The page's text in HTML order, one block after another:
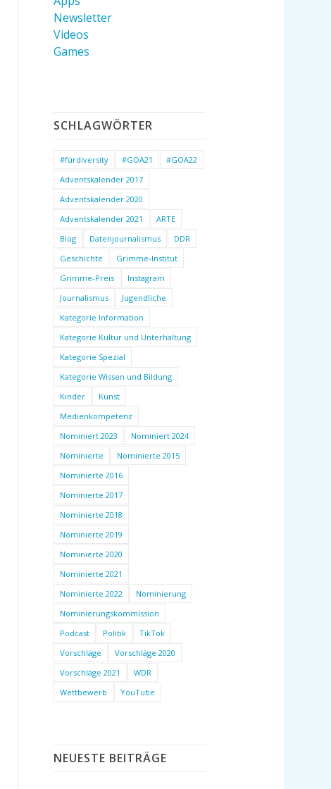
Newsletter
Videos
Games
SCHLAGWÖRTER
#fürdiversity #GOA21
#GOA22
Adventskalender 2017
Adventskalender 2020
Adventskalender 2021
ARTE
Blog
Datenjournalismus
DDR
Geschichte
Grimme-Institut
Grimme-Preis
Instagram
Journalismus
Jugendliche
Kategorie Information
Kategorie Kultur und Unterhaltung
Kategorie Spezial
Kategorie Wissen und Bildung
Kinder
Kunst
Medienkompetenz
Nominiert 2023
Nominiert 2024
Nominierte
Nominierte 2015
Nominierte 2016
Nominierte 2017
Nominierte 2018
Nominierte 2019
Nominierte 2020
Nominierte 2021
Nominierte 2022
Nominierung
Nominierungskommission
Podcast
Politik
TikTok
Vorschläge
Vorschläge 2020
Vorschläge 2021
WDR
Wettbewerb
YouTube
NEUESTE BEITRÄGE